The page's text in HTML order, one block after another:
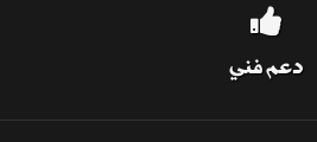
دعم فني